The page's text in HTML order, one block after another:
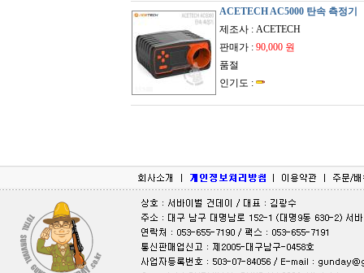
ACETECH AC5000 탄속 측정기
제조사 : ACETECH
판매가 : 90,000 원
품절
인기도 :